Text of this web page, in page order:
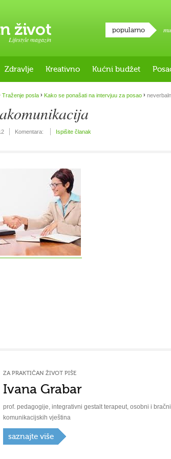
Lifestyle magazin
popularno
Zdravlje Kreativno Kućni budžet
Traženje posla › Kako se ponašati na intervjuu za posao ›
Komentara: Ispišite članak
ZA PRAKTIČAN ŽIVOT PIŠE
Ivana Grabar
prof. pedagogije, integrativni gestalt terapeut, osobni i
komunikacijskih vještina
saznajte više